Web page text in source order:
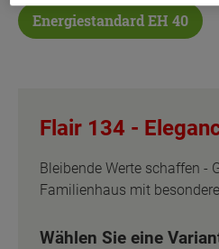
Energiestandard EH 40
Flair 134 -
Bleibende Werte schaffen -
Familienhaus mit
Wählen Sie eine